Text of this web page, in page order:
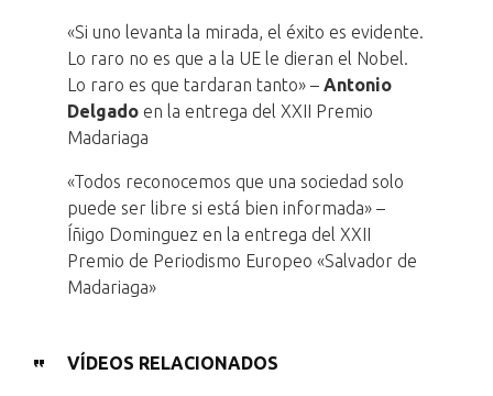
«Si uno levanta la mirada, el éxito es evidente.
Lo raro no es que a la UE le dieran el Nobel.
Lo raro es que tardaran tanto» – Antonio
Delgadoen la entrega del XXII Premio
Madariaga
«Todos reconocemos que una sociedad solo
puede ser libre si está bien informada» –
Íñigo Dominguez en la entrega del XXII
Premio de Periodismo Europeo «Salvador de
Madariaga»
VÍDEOS RELACIONADOS